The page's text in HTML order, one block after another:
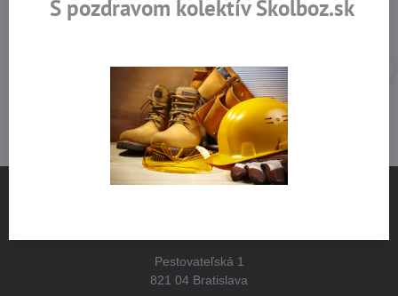
Pestovateľská 1
821 04 Bratislava
S pozdravom kolektív Školboz.sk